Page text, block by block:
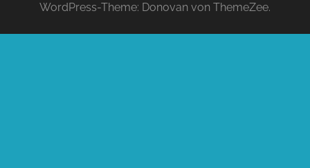
WordPress-Theme: Donovan von ThemeZee.